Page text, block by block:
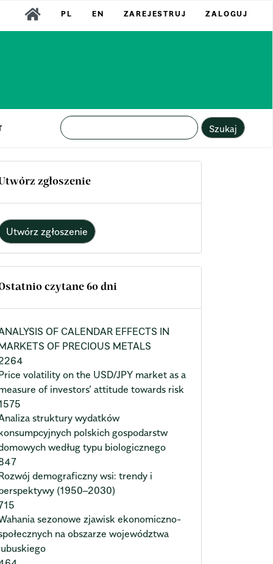
PL EN ZAREJESTRUJ ZALOGUJ
Szukaj
zgłoszenie
Utwórz zgłoszenie
czytane 60 dni
OF CALENDAR EFFECTS IN
OF PRECIOUS METALS
volatility on the USD/JPY market as a
of investors’ attitude towards risk
struktury wydatków
polskich gospodarstw
według typu biologicznego
demograficzny wsi: trendy i
(1950–2030)
sezonowe zjawisk ekonomiczno-
na obszarze województwa